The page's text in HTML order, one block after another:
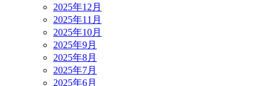
2025年12月
2025年11月
2025年10月
2025年9月
2025年8月
2025年7月
2025年6月